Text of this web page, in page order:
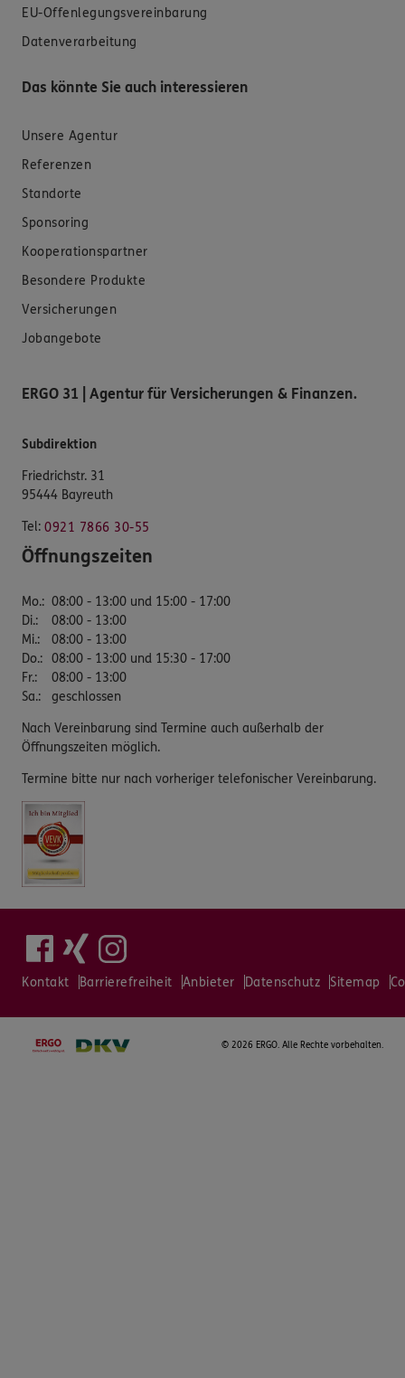
EU-Offenlegungsvereinbarung
Datenverarbeitung
Das könnte Sie auch interessieren
Unsere Agentur
Referenzen
Standorte
Sponsoring
Kooperationspartner
Besondere Produkte
Versicherungen
Jobangebote
ERGO 31 | Agentur für Versicherungen & Finanzen.
Subdirektion
Friedrichstr. 31
95444 Bayreuth
Tel: 0921 7866 30-55
Öffnungszeiten
Mo.: 08:00 - 13:00 und 15:00 - 17:00
Di.:
08:00 - 13:00
Mi.:
08:00 - 13:00
Do.: 08:00 - 13:00 und 15:30 - 17:00
Fr.:
08:00 - 13:00
Sa.: geschlossen
Nach Vereinbarung sind Termine auch außerhalb der
Öffnungszeiten möglich.
Termine bitte nur nach vorheriger telefonischer Vereinbarung.
Kontakt Barrierefreiheit Anbieter Datenschutz Sitemap
© 2026 ERGO. Alle Rechte vorbehalten.